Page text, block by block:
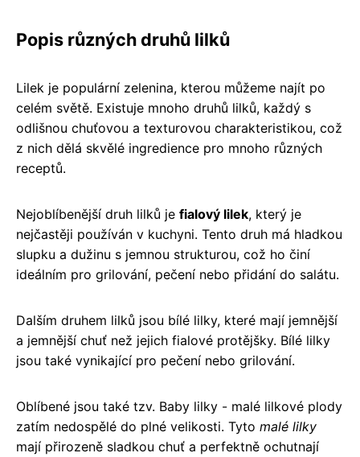
Popis různých druhů lilků
Lilek je populární zelenina, kterou můžeme najít po
celém světě. Existuje mnoho druhů lilků, každý s
odlišnou chuťovou a texturovou charakteristikou, což
z nich dělá skvělé ingredience pro mnoho různých
receptů.
Nejoblíbenější druh lilků je fialový lilek, který je
nejčastěji používán v kuchyni. Tento druh má hladkou
slupku a dužinu s jemnou strukturou, což ho činí
ideálním pro grilování, pečení nebo přidání do salátu.
Dalším druhem lilků jsou bílé lilky, které mají jemnější
a jemnější chuť než jejich fialové protějšky. Bílé lilky
jsou také vynikající pro pečení nebo grilování.
Oblíbené jsou také tzv. Baby lilky - malé lilkové plody
zatím nedospělé do plné velikosti. Tyto malé lilky
mají přirozeně sladkou chuť a perfektně ochutnají